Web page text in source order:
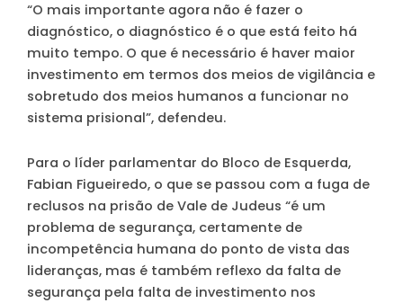
“O mais importante agora não é fazer o
diagnóstico, o diagnóstico é o que está feito há
muito tempo. O que é necessário é haver maior
investimento em termos dos meios de vigilância e
sobretudo dos meios humanos a funcionar no
sistema prisional”, defendeu.
Para o líder parlamentar do Bloco de Esquerda,
Fabian Figueiredo, o que se passou com a fuga de
reclusos na prisão de Vale de Judeus “é um
problema de segurança, certamente de
incompetência humana do ponto de vista das
lideranças, mas é também reflexo da falta de
segurança pela falta de investimento nos